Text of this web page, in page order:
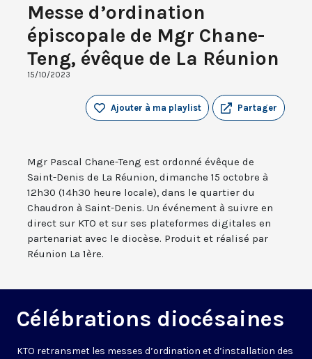
Messe d’ordination
épiscopale de Mgr Chane-
Teng, évêque de La Réunion
15/10/2023
Partager
Ajouter à ma playlist
Mgr Pascal Chane-Teng est ordonné évêque de
Saint-Denis de La Réunion, dimanche 15 octobre à
12h30 (14h30 heure locale), dans le quartier du
Chaudron à Saint-Denis. Un événement à suivre en
direct sur KTO et sur ses plateformes digitales en
partenariat avec le diocèse. Produit et réalisé par
Réunion La 1ère.
Célébrations diocésaines
KTO retransmet les messes d’ordination et d’installation des